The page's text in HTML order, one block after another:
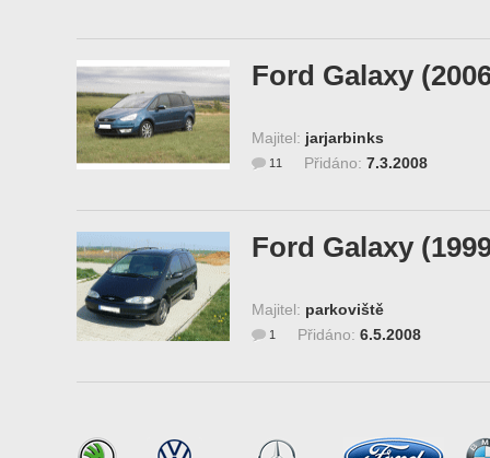
Ford Galaxy
Majitel: jarjarbinks
Přidáno: 7.3.2008
11
Ford Galaxy
Majitel: parkoviště
Přidáno: 6.5.2008
1